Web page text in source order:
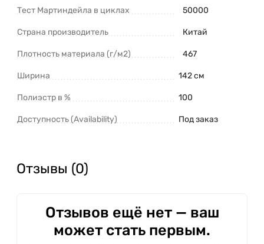
Тест Мартиндейла в циклах 50000
Страна производитель Китай
Плотность материала (г/м2) 467
Ширина 142 см
Полиэстр в % 100
Доступность (Availability) Под заказ
Отзывы (0)
Отзывов ещё нет — ваш
может стать первым.